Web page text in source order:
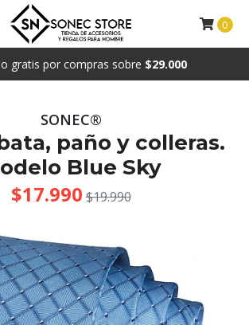
gratis por compras sobre $29.000
0
SONEC®
paño y colleras.
Blue Sky
$17.990 $19.990